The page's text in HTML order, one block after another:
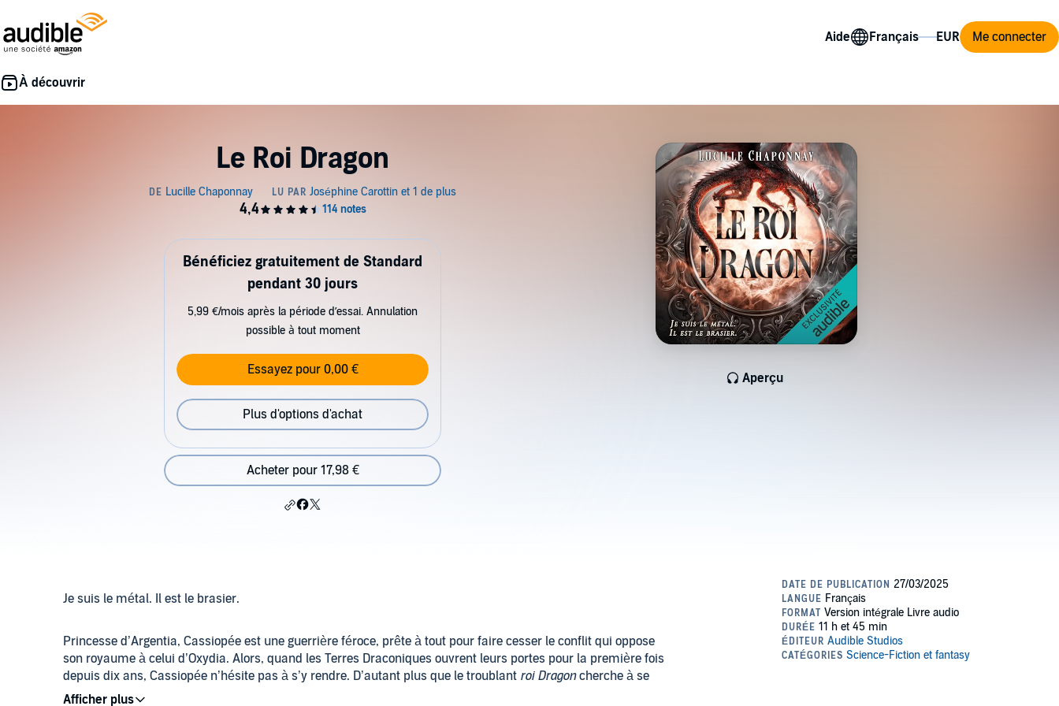
Aide Me connecter
Le Roi Dragon
Aperçu
Bénéficiez gratuitement de Standard
pendant 30 jours
5,99 €/mois après la période d’essai. Annulation
possible à tout moment
Essayez pour 0,00 €
Plus d'options d'achat
Acheter pour 17,98 €
Je suis le métal. Il est le brasier.
Princesse d’Argentia, Cassiopée est une guerrière féroce, prête à tout pour faire cesser le conflit qui oppose
son royaume à celui d’Oxydia. Alors, quand les Terres Draconiques ouvrent leurs portes pour la première fois
depuis dix ans, Cassiopée n’hésite pas à s’y rendre. D’autant plus que le troublant roi Dragoncherche à se
marier… Qui mieux que le redoutable cavalier de la dragonne la plus puissante des terres connues pour